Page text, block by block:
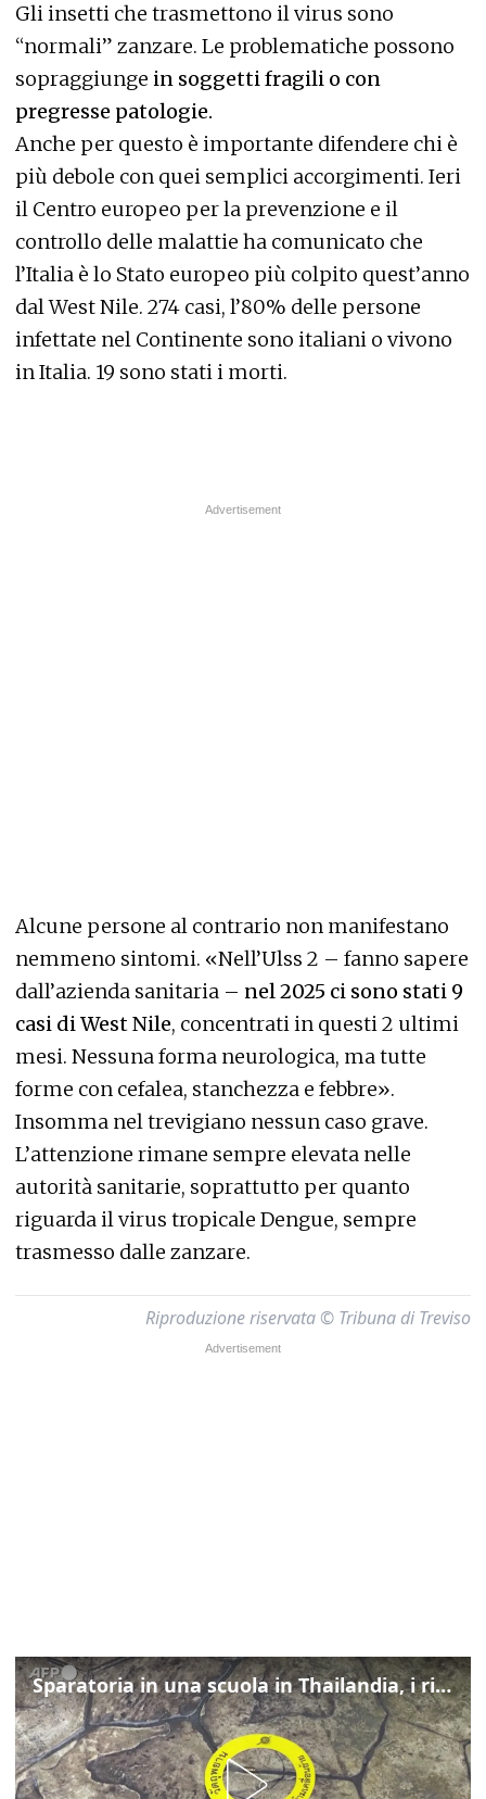
Gli insetti che trasmettono il virus sono
“normali” zanzare. Le problematiche possono
sopraggiunge in soggetti fragili o con
pregresse patologie.
Anche per questo è importante difendere chi è
più debole con quei semplici accorgimenti. Ieri
il Centro europeo per la prevenzione e il
controllo delle malattie ha comunicato che
l’Italia è lo Stato europeo più colpito quest’anno
dal West Nile. 274 casi, l’80% delle persone
infettate nel Continente sono italiani o vivono
in Italia. 19 sono stati i morti.
Alcune persone al contrario non manifestano
nemmeno sintomi. «Nell’Ulss 2 – fanno sapere
dall’azienda sanitaria – nel 2025 ci sono stati 9
casi di West Nile, concentrati in questi 2 ultimi
mesi. Nessuna forma neurologica, ma tutte
forme con cefalea, stanchezza e febbre».
Insomma nel trevigiano nessun caso grave.
L’attenzione rimane sempre elevata nelle
autorità sanitarie, soprattutto per quanto
riguarda il virus tropicale Dengue, sempre
trasmesso dalle zanzare.
Riproduzione riservata © Tribuna di Treviso
Sparatoria in una scuola in Thailandia, i rilievi della polizia